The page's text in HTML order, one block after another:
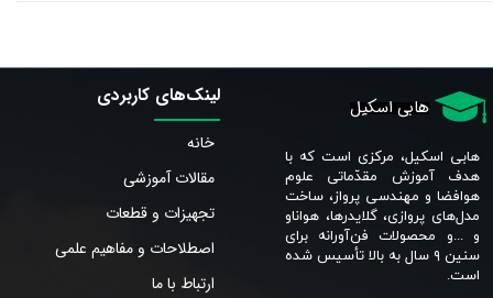
هابی اسکیل
هابی اسکیل، مرکزی است که با
هدف آموزش مقدّماتی علوم
هوافضا و مهندسی پرواز، ساخت
مدل‌های پروازی، گلایدرها، هواناو
و ...و محصولات فن‌آورانه برای
سنین ٩ سال به بالا تأسیس شده
است.​​​​​​​
لینک‌های کاربردی
خانه
مقالات آموزشی
تجهیزات و قطعات
اصطلاحات و مفاهیم علمی
ارتباط با ما